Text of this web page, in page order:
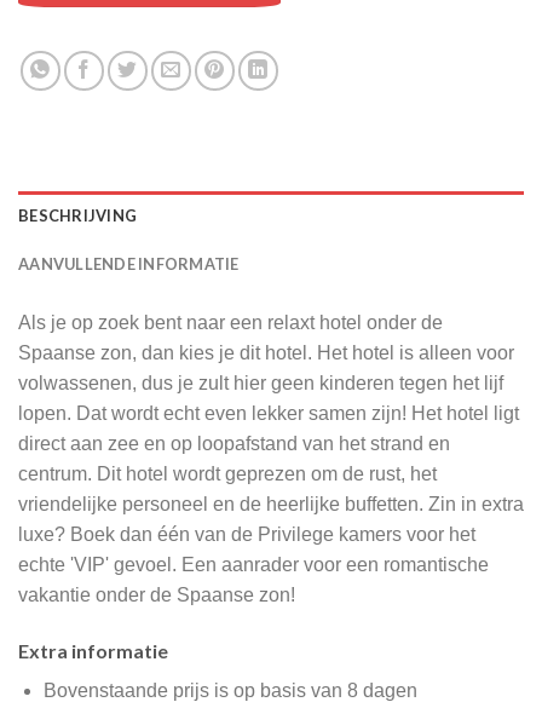
BESCHRIJVING
AANVULLENDE INFORMATIE
Als je op zoek bent naar een relaxt hotel onder de
Spaanse zon, dan kies je dit hotel. Het hotel is alleen voor
volwassenen, dus je zult hier geen kinderen tegen het lijf
lopen. Dat wordt echt even lekker samen zijn! Het hotel ligt
direct aan zee en op loopafstand van het strand en
centrum. Dit hotel wordt geprezen om de rust, het
vriendelijke personeel en de heerlijke buffetten. Zin in extra
luxe? Boek dan één van de Privilege kamers voor het
echte 'VIP' gevoel. Een aanrader voor een romantische
vakantie onder de Spaanse zon!
Extra informatie
Bovenstaande prijs is op basis van 8 dagen